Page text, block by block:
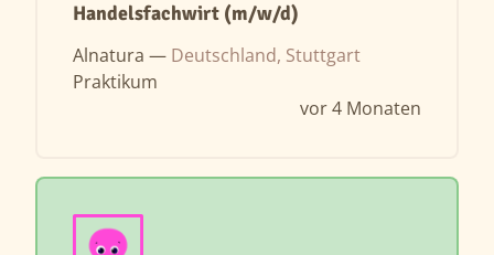
Handelsfachwirt (m/w/d)
Alnatura — Deutschland, Stuttgart
Praktikum
vor 4 Monaten